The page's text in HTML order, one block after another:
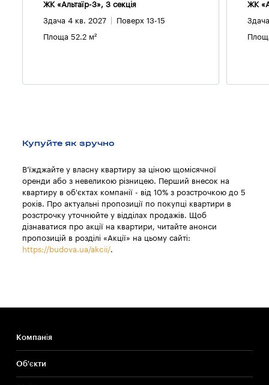
ЖК «Альтаїр-3», 3 секцiя
Здача 4 кв. 2027 Поверх 13-15
Площа 52.2 м²
ЖК
Купуйте як зручно
В'їжджайте у власну квартиру за ціною щомісячної
оренди або з невеликою різницею. Перший внесок на
квартиру в об'єктах компанії - від 10% з розстрочкою до 5
років. Про актуальні пропозиції по покупці квартири в
розстрочку уточнюйте у відділах продажів. Щоб
дізнаватися про акції на квартири, читайте анонси
пропозицій в розділі «Акції» на цьому сайті:
https://budova.ua/akcii/.
Компанія
Об'єкти